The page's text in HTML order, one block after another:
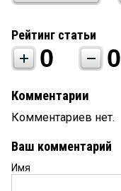
Рейтинг статьи
0 0
Комментарии
Комментариев нет.
Ваш комментарий
Имя